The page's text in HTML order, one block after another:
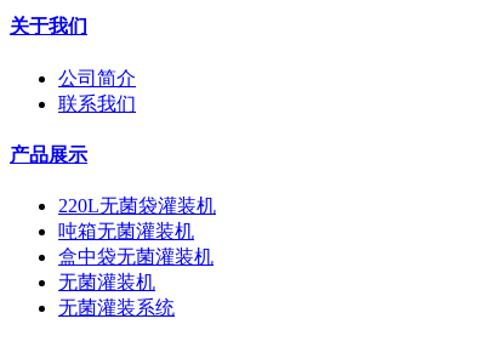
关于我们
公司简介
联系我们
产品展示
220L无菌袋灌装机
吨箱无菌灌装机
盒中袋无菌灌装机
无菌灌装机
无菌灌装系统